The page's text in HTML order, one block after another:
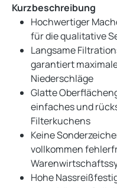
Kurzbeschreibung
Hochwertiger
für die qualitative
Langsame
garantiert
Niederschläge
Glatte
einfaches und
Filterkuchens
Keine
vollkommen
Hohe